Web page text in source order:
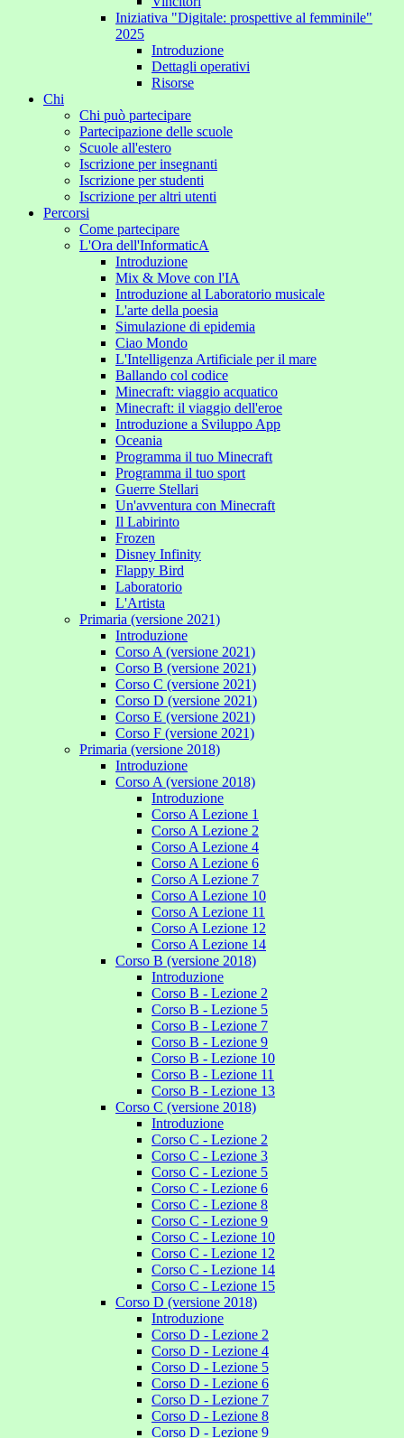
Iniziativa "Digitale: prospettive al femminile"
2025
Introduzione
Dettagli operativi
Risorse
Chi
Chi può partecipare
Partecipazione delle scuole
Scuole all'estero
Iscrizione per insegnanti
Iscrizione per studenti
Iscrizione per altri utenti
Percorsi
Come partecipare
L'Ora dell'InformaticA
Introduzione
Mix & Move con l'IA
Introduzione al Laboratorio musicale
L'arte della poesia
Simulazione di epidemia
Ciao Mondo
L'Intelligenza Artificiale per il mare
Ballando col codice
Minecraft: viaggio acquatico
Minecraft: il viaggio dell'eroe
Introduzione a Sviluppo App
Oceania
Programma il tuo Minecraft
Programma il tuo sport
Guerre Stellari
Un'avventura con Minecraft
Il Labirinto
Frozen
Disney Infinity
Flappy Bird
Laboratorio
L'Artista
Primaria (versione 2021)
Introduzione
Corso A (versione 2021)
Corso B (versione 2021)
Corso C (versione 2021)
Corso D (versione 2021)
Corso E (versione 2021)
Corso F (versione 2021)
Primaria (versione 2018)
Introduzione
Corso A (versione 2018)
Introduzione
Corso A Lezione 1
Corso A Lezione 2
Corso A Lezione 4
Corso A Lezione 6
Corso A Lezione 7
Corso A Lezione 10
Corso A Lezione 11
Corso A Lezione 12
Corso A Lezione 14
Corso B (versione 2018)
Introduzione
Corso B - Lezione 2
Corso B - Lezione 5
Corso B - Lezione 7
Corso B - Lezione 9
Corso B - Lezione 10
Corso B - Lezione 11
Corso B - Lezione 13
Corso C (versione 2018)
Introduzione
Corso C - Lezione 2
Corso C - Lezione 3
Corso C - Lezione 5
Corso C - Lezione 6
Corso C - Lezione 8
Corso C - Lezione 9
Corso C - Lezione 10
Corso C - Lezione 12
Corso C - Lezione 14
Corso C - Lezione 15
Corso D (versione 2018)
Introduzione
Corso D - Lezione 2
Corso D - Lezione 4
Corso D - Lezione 5
Corso D - Lezione 6
Corso D - Lezione 7
Corso D - Lezione 8
Corso D - Lezione 9